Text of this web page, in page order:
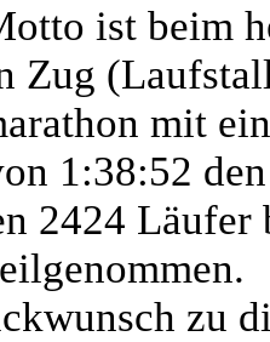
ist beim
Zug
mit
1:38:52
2424
zu